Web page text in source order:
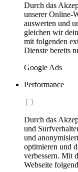
Durch das
unserer Online-
auswerten und
gleichen wir
mit folgenden
Dienste bereits
Google Ads
Performance
Durch das
und
und
optimieren und
verbessern. Mit
Webseite